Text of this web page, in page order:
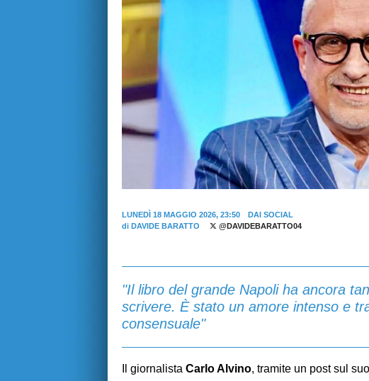
LUNEDÌ 18 MAGGIO 2026, 23:50
DAI SOCIAL
di DAVIDE BARATTO @DAVIDEBARATTO04
"Il libro del grande Napoli ha ancora
scrivere. È stato un amore intenso e
consensuale"
Il giornalista Carlo Alvino, tramite un post sul